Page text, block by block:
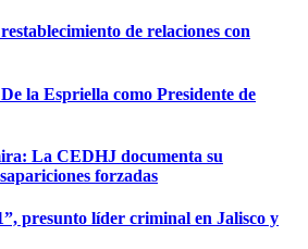
de relaciones con
la Espriella como Presidente de
La CEDHJ documenta su
forzadas
presunto líder criminal en Jalisco y